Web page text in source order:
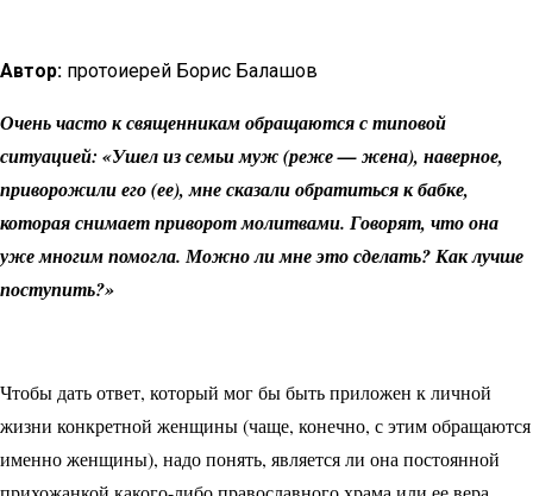
Автор: протоиерей Борис Балашов
Очень часто к священникам обращаются с типовой
ситуацией: «Ушел из семьи муж (реже — жена), наверное,
приворожили его (ее), мне сказали обратиться к бабке,
которая снимает приворот молитвами. Говорят, что она
уже многим помогла. Можно ли мне это сделать? Как лучше
поступить?»
Чтобы дать ответ, который мог бы быть приложен к личной
жизни конкретной женщины (чаще, конечно, с этим обращаются
именно женщины), надо понять, является ли она постоянной